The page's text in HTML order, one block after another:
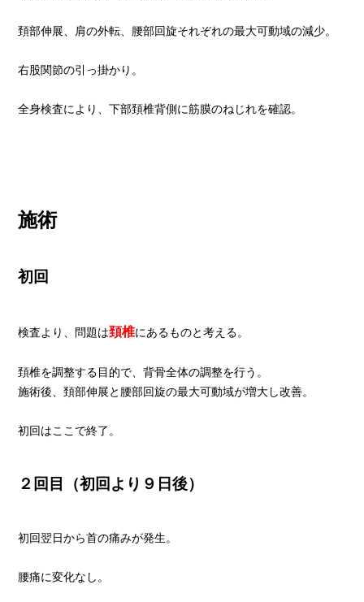
頚部伸展、肩の外転、腰部回旋それぞれの最大可動域の減少。
右股関節の引っ掛かり。
全身検査により、下部頚椎背側に筋膜のねじれを確認。
施術
初回
検査より、問題は頚椎にあるものと考える。
頚椎を調整する目的で、背骨全体の調整を行う。
施術後、頚部伸展と腰部回旋の最大可動域が増大し改善。
初回はここで終了。
２回目（初回より９日後）
初回翌日から首の痛みが発生。
腰痛に変化なし。